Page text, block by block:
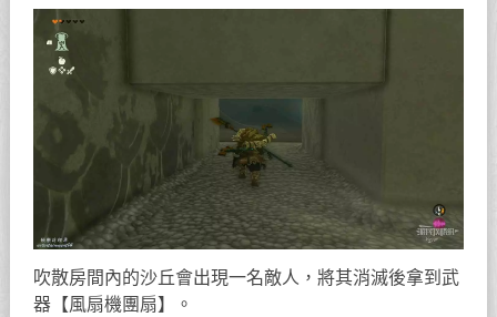
吹散房間內的沙丘會出現一名敵人，將其消滅後拿到武
器【風扇機團扇】。